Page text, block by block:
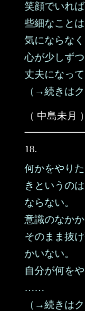
笑顔でいれば
些細なことは
気にならな
心が少しずつ
丈夫になっ
（→続きはク
（ 中島未月 ）
18.
何かをやり
きというの
ならない。
意識のなか
そのまま抜
かいない。
自分が何を
……
（→続きはク